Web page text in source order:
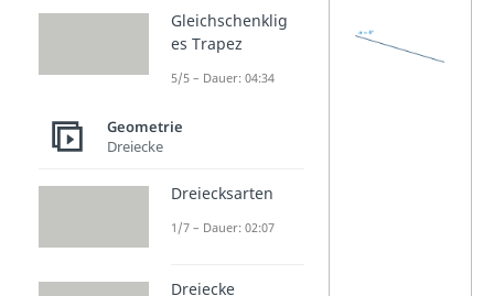
Ein
Nullwinkel
hatgenau 0
übereinander.
Gleichschenklig
es Trapez
5/5 – Dauer: 04:34
Geometrie
Dreiecke
Dreiecksarten
1/7 – Dauer: 02:07
Dreiecke